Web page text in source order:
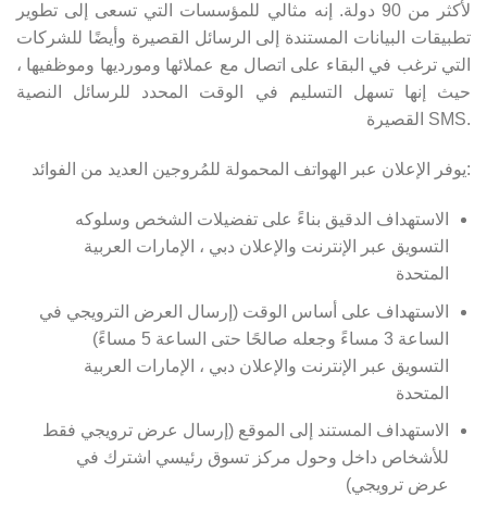
لأكثر من 90 دولة. إنه مثالي للمؤسسات التي تسعى إلى تطوير
تطبيقات البيانات المستندة إلى الرسائل القصيرة وأيضًا للشركات
التي ترغب في البقاء على اتصال مع عملائها ومورديها وموظفيها ،
حيث إنها تسهل التسليم في الوقت المحدد للرسائل النصية
القصيرة SMS.
يوفر الإعلان عبر الهواتف المحمولة للمُروجين العديد من الفوائد:
الاستهداف الدقيق بناءً على تفضيلات الشخص وسلوكه
التسويق عبر الإنترنت والإعلان دبي ، الإمارات العربية
المتحدة
الاستهداف على أساس الوقت (إرسال العرض الترويجي في
الساعة 3 مساءً وجعله صالحًا حتى الساعة 5 مساءً)
التسويق عبر الإنترنت والإعلان دبي ، الإمارات العربية
المتحدة
الاستهداف المستند إلى الموقع (إرسال عرض ترويجي فقط
للأشخاص داخل وحول مركز تسوق رئيسي اشترك في
عرض ترويجي)